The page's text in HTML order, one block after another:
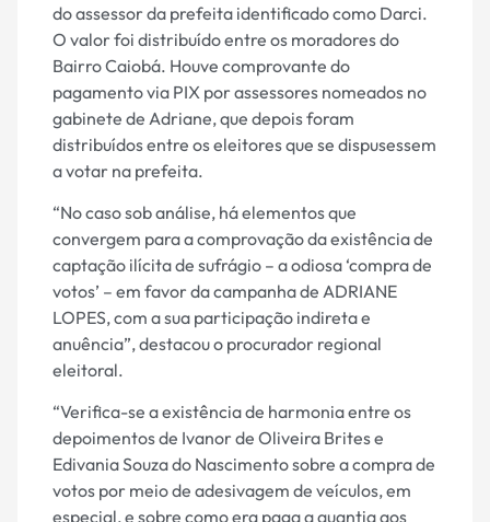
do assessor da prefeita identificado como Darci.
O valor foi distribuído entre os moradores do
Bairro Caiobá. Houve comprovante do
pagamento via PIX por assessores nomeados no
gabinete de Adriane, que depois foram
distribuídos entre os eleitores que se dispusessem
a votar na prefeita.
“No caso sob análise, há elementos que
convergem para a comprovação da existência de
captação ilícita de sufrágio – a odiosa ‘compra de
votos’ – em favor da campanha de ADRIANE
LOPES, com a sua participação indireta e
anuência”, destacou o procurador regional
eleitoral.
“Verifica-se a existência de harmonia entre os
depoimentos de Ivanor de Oliveira Brites e
Edivania Souza do Nascimento sobre a compra de
votos por meio de adesivagem de veículos, em
especial, e sobre como era paga a quantia aos